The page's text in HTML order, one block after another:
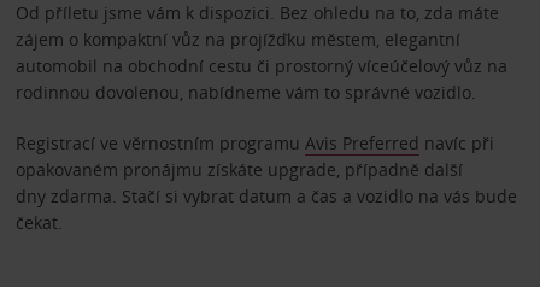
Od příletu jsme vám k dispozici. Bez ohledu na to, zda máte
zájem o kompaktní vůz na projížďku městem, elegantní
automobil na obchodní cestu či prostorný víceúčelový vůz na
rodinnou dovolenou, nabídneme vám to správné vozidlo.
Registrací ve věrnostním programu Avis Preferred navíc při
opakovaném pronájmu získáte upgrade, případně další
dny zdarma. Stačí si vybrat datum a čas a vozidlo na vás bude
čekat.